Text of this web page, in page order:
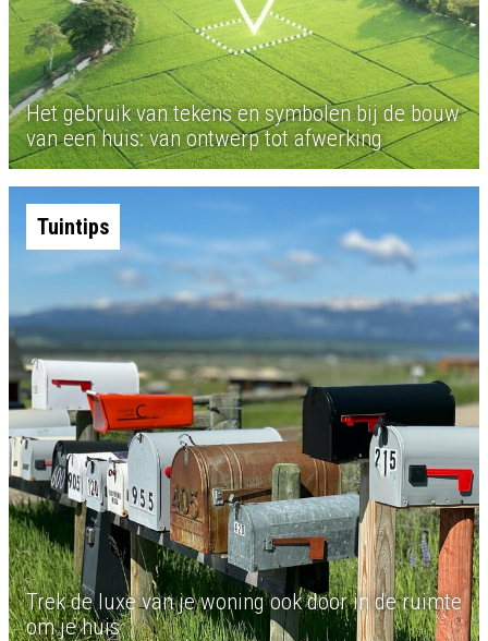
Het gebruik van tekens en symbolen bij de bouw
van een huis: van ontwerp tot afwerking
Tuintips
Trek de luxe van je woning ook door in de ruimte
om je huis